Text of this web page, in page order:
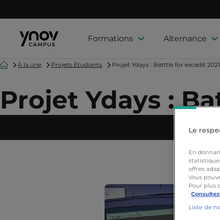
Formations Alternance
AccueilÀ la une Projets Étudiants Projet Ydays : Batttle for excedit
Projet Ydays :
À
Le
En
offres
Vous
Pour plus
Liste de